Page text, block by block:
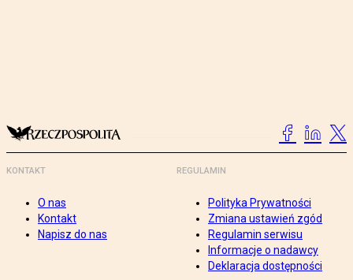
KONTAKT
O nas
Kontakt
Napisz do nas
REGULAMIN
Polityka Prywatności
Zmiana ustawień zgód
Regulamin serwisu
Informacje o nadawcy
Deklaracja dostępności